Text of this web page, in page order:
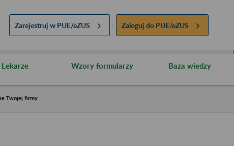
Zarejestruj w PUE/eZUS Zaloguj do PUE/eZUS
Lekarze Wzory formularzy Baza wiedzy
Twojej firmy